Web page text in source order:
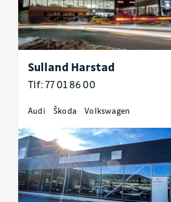
Sulland Harstad
Tlf: 77 01 86 00
Audi Škoda Volkswagen